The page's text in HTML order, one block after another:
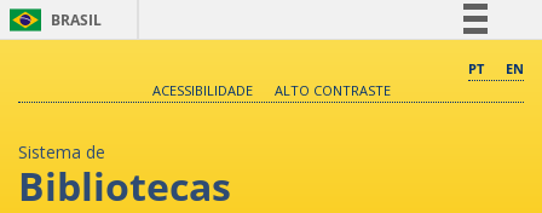
BRASIL
Comunica BR
PT
EN
ACESSIBILIDADE
ALTO CONTRASTE
Sistema de
Bibliotecas